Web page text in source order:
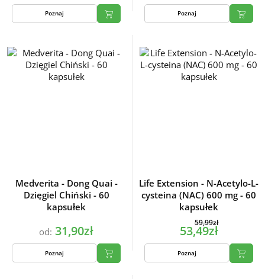
Poznaj Poznaj
Medverita - Dong Quai -
Dzięgiel Chiński - 60
kapsułek
od: 31,90zł
Poznaj
Life Extension - N-Acetylo-L-
cysteina (NAC) 600 mg - 60
kapsułek
59,99zł
53,49zł
Poznaj